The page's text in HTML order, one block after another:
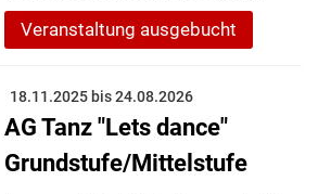
Veranstaltung ausgebucht
18.11.2025 bis 24.08.2026
AG Tanz "Lets dance"
Grundstufe/Mittelstufe